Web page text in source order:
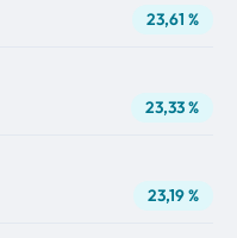
23,61 %
23,33 %
23,19 %